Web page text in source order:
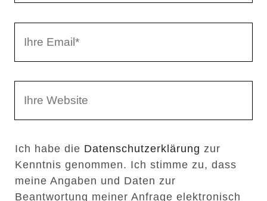
N
a
i
l
W
s
e
i
Ich habe die Datenschutzerklärung zur
Kenntnis genommen. Ich stimme zu, dass
meine Angaben und Daten zur
Beantwortung meiner Anfrage elektronisch